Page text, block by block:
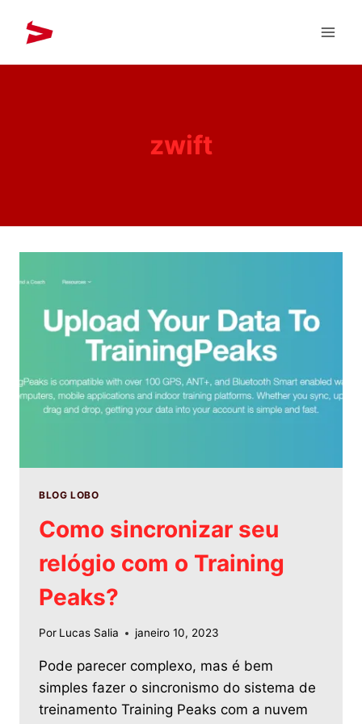
zwift
BLOG LOBO
Como sincronizar seu
relógio com o Training
Peaks?
Por Lucas Salia janeiro 10, 2023
Pode parecer complexo, mas é bem
simples fazer o sincronismo do sistema de
treinamento Training Peaks com a nuvem